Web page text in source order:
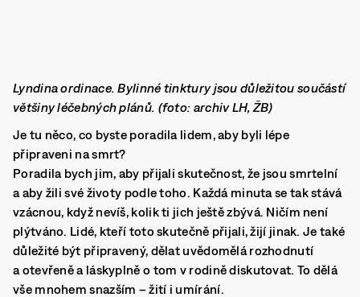
Lyndina ordinace. Bylinné tinktury jsou důležitou součástí
většiny léčebných plánů. (foto: archiv LH, ŽB)
Je tu něco, co byste poradila lidem, aby byli lépe
připraveni na smrt?
Poradila bych jim, aby přijali skutečnost, že jsou smrtelní
a aby žili své životy podle toho. Každá minuta se tak stává
vzácnou, když nevíš, kolik ti jich ještě zbývá. Ničím není
plýtváno. Lidé, kteří toto skutečně přijali, žijí jinak. Je také
důležité být připravený, dělat uvědomělá rozhodnutí
a otevřeně a láskyplně o tom v rodině diskutovat. To dělá
vše mnohem snazším – žití i umírání.